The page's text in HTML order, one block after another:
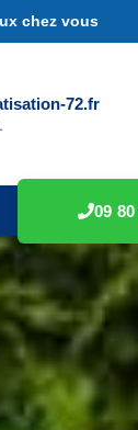
chez vous
72.fr
09